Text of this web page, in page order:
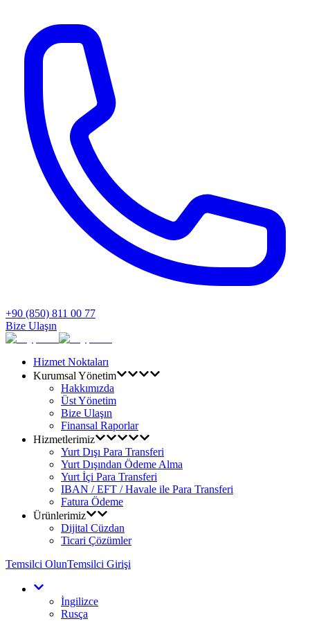
+90 (850) 811 00 77
Bize Ulaşın
Hizmet Noktaları
Kurumsal Yönetim
Hakkımızda
Üst Yönetim
Bize Ulaşın
Finansal Raporlar
Hizmetlerimiz
Yurt Dışı Para Transferi
Yurt Dışından Ödeme Alma
Yurt İçi Para Transferi
IBAN / EFT / Havale ile Para Transferi
Fatura Ödeme
Ürünlerimiz
Dijital Cüzdan
Ticari Çözümler
Temsilci OlunTemsilci Girişi
İngilizce
Rusça